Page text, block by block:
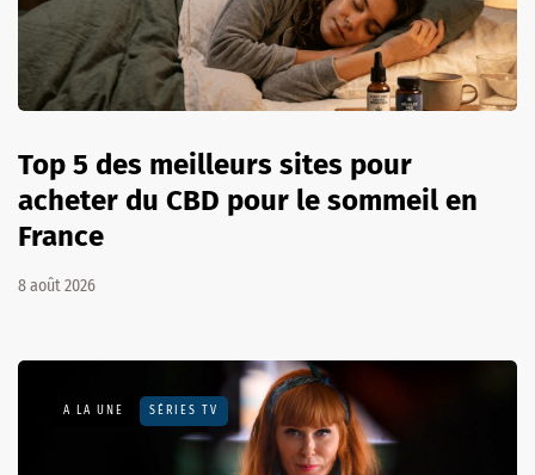
Top 5 des meilleurs sites pour
acheter du CBD pour le sommeil en
France
8 août 2026
A LA UNE SÉRIES TV